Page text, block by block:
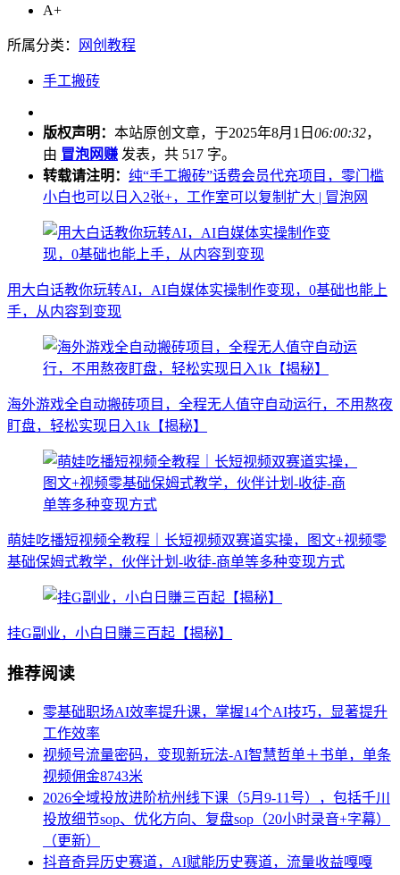
A+
所属分类： 网创教程
手工搬砖
版权声明： 本站原创文章，于2025年8月1日 06:00:32，
由 冒泡网赚 发表，共 517 字。
转载请注明： 纯“手工搬砖”话费会员代充项目，零门槛
小白也可以日入2张+，工作室可以复制扩大 | 冒泡网
用大白话教你玩转AI，AI自媒体实操制作变现，0基础也能上
手，从内容到变现
海外游戏全自动搬砖项目，全程无人值守自动运行，不用熬夜
盯盘，轻松实现日入1k【揭秘】
萌娃吃播短视频全教程｜长短视频双赛道实操，图文+视频零
基础保姆式教学，伙伴计划-收徒-商单等多种变现方式
挂G副业，小白日賺三百起【揭秘】
推荐阅读
零基础职场AI效率提升课，掌握14个AI技巧，显著提升
工作效率
视频号流量密码，变现新玩法-AI智慧哲单＋书单，单条
视频佣金8743米
2026全域投放进阶杭州线下课（5月9-11号），包括千川
投放细节sop、优化方向、复盘sop（20小时录音+字幕）
（更新）
抖音奇异历史赛道，AI赋能历史赛道，流量收益嘎嘎